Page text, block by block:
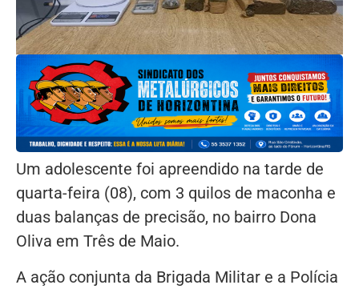
Um adolescente foi apreendido na tarde de
quarta-feira (08), com 3 quilos de maconha e
duas balanças de precisão, no bairro Dona
Oliva em Três de Maio.
A ação conjunta da Brigada Militar e a Polícia